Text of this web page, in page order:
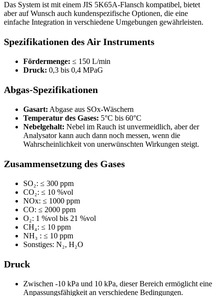
Das System ist mit einem JIS 5K65A-Flansch kompatibel, bietet
aber auf Wunsch auch kundenspezifische Optionen, die eine
einfache Integration in verschiedene Umgebungen gewährleisten.
Spezifikationen des Air Instruments
Fördermenge: ≤ 150 L/min
Druck: 0,3 bis 0,4 MPaG
Abgas-Spezifikationen
Gasart: Abgase aus SOx-Wäschern
Temperatur des Gases: 5°C bis 60°C
Nebelgehalt: Nebel im Rauch ist unvermeidlich, aber der
Analysator kann auch dann noch messen, wenn die
Wahrscheinlichkeit von unerwünschten Wirkungen steigt.
Zusammensetzung des Gases
SO₂: ≤ 300 ppm
CO₂: ≤ 10 %vol
NOx: ≤ 1000 ppm
CO: ≤ 2000 ppm
O₂: 1 %vol bis 21 %vol
CH₄: ≤ 10 ppm
NH₃ : ≤ 10 ppm
Sonstiges: N₂, H₂O
Druck
Zwischen -10 kPa und 10 kPa, dieser Bereich ermöglicht eine
Anpassungsfähigkeit an verschiedene Bedingungen.